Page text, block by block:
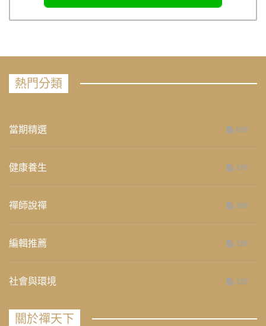
熱門分類
當期精選 658
健康養生 276
禪師說禪 268
編輯推薦 236
社會與環境 235
關於禪天下